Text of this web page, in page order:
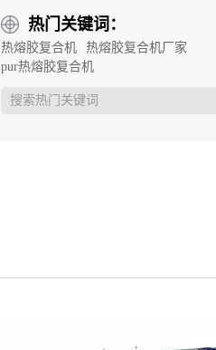
热门关键词：
热熔胶复合机
热熔胶复合机厂家
pur热熔胶复合机